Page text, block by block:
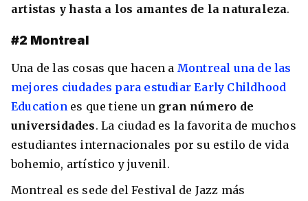
artistas y hasta a los amantes de la naturaleza.
#2 Montreal
Una de las cosas que hacen a Montreal una de las
mejores ciudades para estudiar Early Childhood
Educationes que tiene un gran número de
universidades. La ciudad es la favorita de muchos
estudiantes internacionales por su estilo de vida
bohemio, artístico y juvenil.
Montreal es sede del Festival de Jazz más